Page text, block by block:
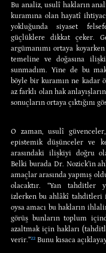
Bu analiz, usulî hakların
kuramına olan hayatî
yokluğunda siyaset
güçlüklere dikkat çeker.
argümanımı ortaya
temeline ve doğasına
sunmadım. Yine de bu
böyle bir kuramın ne kadar
az farklı olan hak
sonuçların ortaya çıktığını
O zaman, usulî
epistemik düşünceler ve
arasındaki ilişkiyi doğru
Belki burada Dr. Nozick’in
amaçlar arasında yapmış
olacaktır. “Yan tahditler
izlerken bu ahlâkî tahditleri
oysa amacı bu hakların
görüş bunların toplum
azaltmak için hakları
verir.”²² Bunu kısaca